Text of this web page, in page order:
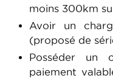
moins 300km
Avoir un
(proposé de
Posséder un
paiement